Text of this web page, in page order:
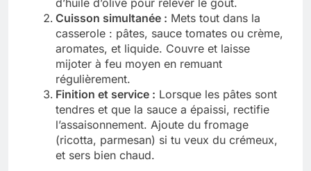
Cuisson simultanée : Mets tout dans la
casserole : pâtes, sauce tomates ou crème,
aromates, et liquide. Couvre et laisse
mijoter à feu moyen en remuant
régulièrement.
Finition et service : Lorsque les pâtes sont
tendres et que la sauce a épaissi, rectifie
l’assaisonnement. Ajoute du fromage
(ricotta, parmesan) si tu veux du crémeux,
et sers bien chaud.